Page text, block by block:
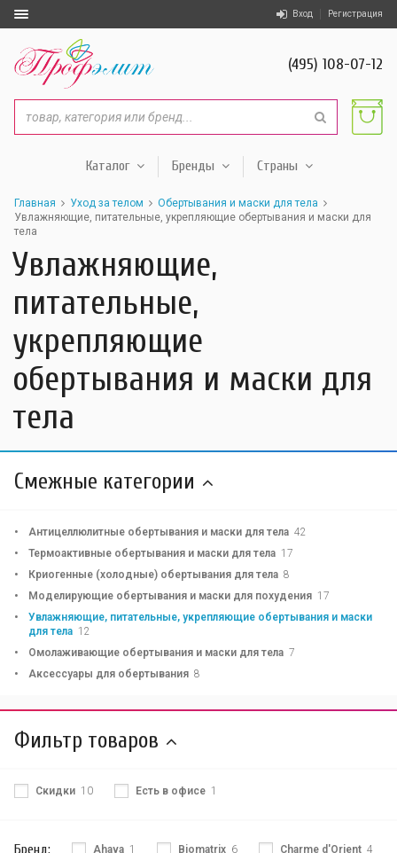
Вход Регистрация
(495) 108-07-12
Каталог Бренды Страны
Главная Уход за телом
Обертывания и маски для тела
Увлажняющие, питательные, укрепляющие обертывания и маски для
тела
Увлажняющие,
питательные,
укрепляющие
обертывания и маски для
тела
Смежные категории
Антицеллюлитные обертывания и маски для тела 42
Термоактивные обертывания и маски для тела 17
Криогенные (холодные) обертывания для тела 8
Моделирующие обертывания и маски для похудения 17
Увлажняющие, питательные, укрепляющие обертывания и маски
для тела 12
Омолаживающие обертывания и маски для тела 7
Аксессуары для обертывания 8
Фильтр товаров
Скидки 10 Есть в офисе 1
Бренд: Ahava 1 Biomatrix 6 Charme d'Orient 4